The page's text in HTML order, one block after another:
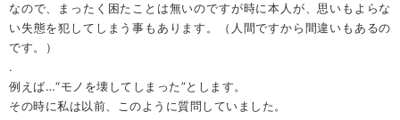
なので、まったく困たことは無いのですが時に本人が、思いもよらな
い失態を犯してしまう事もあります。（人間ですから間違いもあるの
です。）
.
例えば…“モノを壊してしまった”とします。
その時に私は以前、このように質問していました。